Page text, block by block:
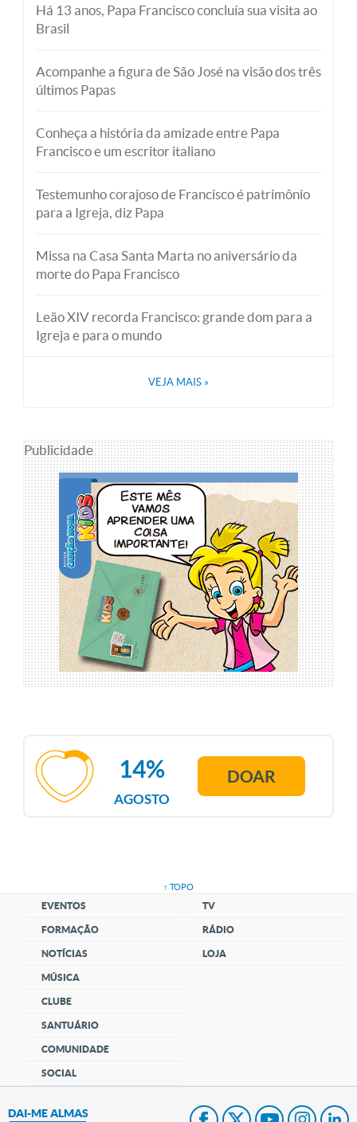
Há 13 anos, Papa Francisco concluía sua visita ao
Brasil
Acompanhe a figura de São José na visão dos três
últimos Papas
Conheça a história da amizade entre Papa
Francisco e um escritor italiano
Testemunho corajoso de Francisco é patrimônio
para a Igreja, diz Papa
Missa na Casa Santa Marta no aniversário da
morte do Papa Francisco
Leão XIV recorda Francisco: grande dom para a
Igreja e para o mundo
VEJA MAIS »
Publicidade
AGOSTO
14% DOAR
↑ TOPO
EVENTOS
FORMAÇÃO
NOTÍCIAS
MÚSICA
CLUBE
SANTUÁRIO
COMUNIDADE
SOCIAL
TV
RÁDIO
LOJA
DAI-ME ALMAS